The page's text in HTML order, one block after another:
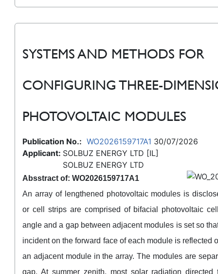
SYSTEMS AND METHODS FOR
CONFIGURING THREE-
PHOTOVOLTAIC MODULES
Publication No.: WO2026159717A1 30/07/2026
Applicant: SOLBUZ ENERGY LTD [IL]
SOLBUZ ENERGY LTD
Absstract of: WO2026159717A1
An array of lengthened photovoltaic modules is
or cell strips are comprised of bifacial photovoltaic
angle and a gap between adjacent modules is set so
incident on the forward face of each module is reflected
an adjacent module in the array. The modules are
gap. At summer zenith, most solar radiation directed